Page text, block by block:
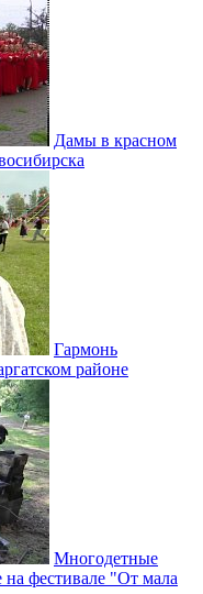
Дамы в красном
Гармонь
районе
Многодетные
на фестивале "От мала